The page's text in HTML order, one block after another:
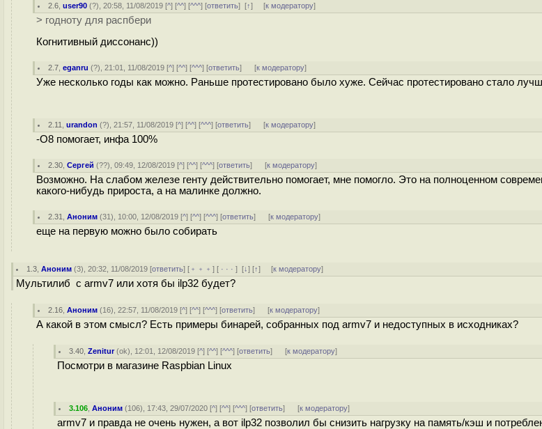
2.6 ,user90 (?), 20:58, 11/08/2019 [^] [^^] [^^^] [ответить][↑] [к модератору]
> годноту для распбери
Когнитивный диссонанс))
2.7 ,eganru (?), 21:01, 11/08/2019 [^] [^^] [^^^] [ответить] [к модератору]
Уже несколько годы как можно. Раньше протестировано было хуже. Сейчас протестировано стало
2.11 ,urandon (?), 21:57, 11/08/2019 [^] [^^] [^^^] [ответить] [к модератору]
-O8 помогает, инфа 100%
2.30 ,Сергей (??), 09:49, 12/08/2019 [^] [^^] [^^^] [ответить] [к модератору]
Возможно. На слабом железе генту действительно помогает, мне помогло. Это на полноценном
какого-нибудь прироста, а на малинке должно.
2.31 ,Аноним (31), 10:00, 12/08/2019 [^] [^^] [^^^] [ответить] [к модератору]
еще на первую можно было собирать
1.3 ,Аноним (3), 20:32, 11/08/2019 [ответить] [ ﹢﹢﹢] [ · · ·][↓] [↑] [к модератору]
Мультилиб с armv7 или хотя бы ilp32 будет?
2.16 ,Аноним (16), 22:57, 11/08/2019 [^] [^^] [^^^] [ответить] [к модератору]
А какой в этом смысл? Есть примеры бинарей, собранных под armv7 и недоступных в исходниках?
3.40 ,Zenitur(ok), 12:01, 12/08/2019 [^] [^^] [^^^] [ответить] [к модератору]
Посмотри в магазине Raspbian Linux
3.106 ,Аноним (106), 17:43, 29/07/2020 [^] [^^] [^^^] [ответить] [к модератору]
armv7 и правда не очень нужен, а вот ilp32 позволил бы снизить нагрузку на память/кэш и